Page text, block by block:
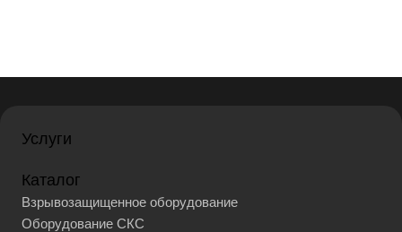
Услуги
Каталог
Взрывозащищенное оборудование
Оборудование СКС